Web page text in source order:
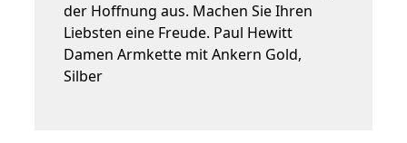
der Hoffnung aus. Machen Sie Ihren
Liebsten eine Freude. Paul Hewitt
Damen Armkette mit Ankern Gold,
Silber